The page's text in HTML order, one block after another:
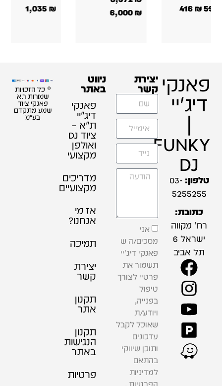
₪
152
₪
106
₪
1,360
₪
ציוד